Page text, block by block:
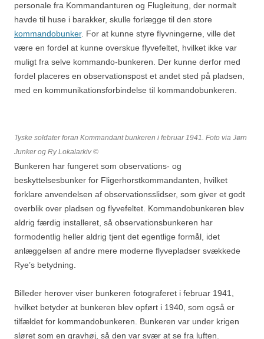
personale fra Kommandanturen og Flugleitung, der normalt
havde til huse i barakker, skulle forlægge til den store
kommandobunker. For at kunne styre flyvningerne, ville det
være en fordel at kunne overskue flyvefeltet, hvilket ikke var
muligt fra selve kommando-bunkeren. Der kunne derfor med
fordel placeres en observationspost et andet sted på pladsen,
med en kommunikationsforbindelse til kommandobunkeren.
Tyske soldater foran Kommandant bunkeren i februar 1941. Foto via Jørn
Junker og Ry Lokalarkiv©
Bunkeren har fungeret som observations- og
beskyttelsesbunker for Fligerhorstkommandanten, hvilket
forklare anvendelsen af observationsslidser, som giver et godt
overblik over pladsen og flyvefeltet. Kommandobunkeren blev
aldrig færdig installeret, så observationsbunkeren har
formodentlig heller aldrig tjent det egentlige formål, idet
anlæggelsen af andre mere moderne flyvepladser svækkede
Rye’s betydning.
Billeder herover viser bunkeren fotograferet i februar 1941,
hvilket betyder at bunkeren blev opført i 1940, som også er
tilfældet for kommandobunkeren. Bunkeren var under krigen
sløret som en gravhøj, så den var svær at se fra luften.